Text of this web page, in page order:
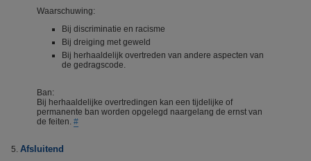
Waarschuwing:
Bij discriminatie en racisme
Bij dreiging met geweld
Bij herhaaldelijk overtreden van andere aspecten van
de gedragscode.
Ban:
Bij herhaaldelijke overtredingen kan een tijdelijke of
permanente ban worden opgelegd naargelang de ernst van
de feiten. #
Afsluitend